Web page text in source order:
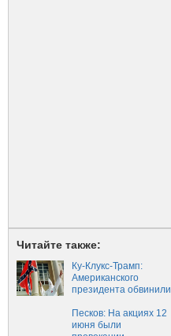
Читайте также:
Ку-Клукс-Трамп:
Американского
президента обвинили
Песков: На акциях 12
июня были